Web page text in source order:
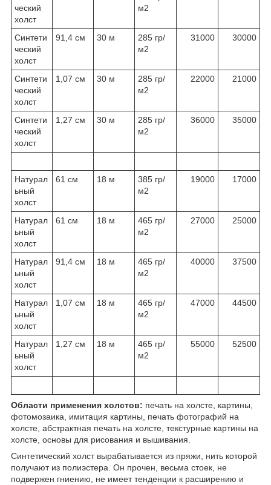
ческий
холст
м2
Синтети
ческий
холст
91,4 см 30 м
285 гр/
м2
31000 30000
Синтети
ческий
холст
1,07 см 30 м
285 гр/
м2
22000 21000
Синтети
ческий
холст
1,27 см 30 м
285 гр/
м2
36000 35000
Натурал
ьный
холст
61 см 18 м
385 гр/
м2
19000 17000
Натурал
ьный
холст
61 см 18 м
465 гр/
м2
27000 25000
Натурал
ьный
холст
91,4 см 18 м
465 гр/
м2
40000 37500
Натурал
ьный
холст
1,07 см 18 м
465 гр/
м2
47000 44500
Натурал
ьный
холст
1,27 см 18 м
465 гр/
м2
55000 52500
Области применения холстов: печать на холсте, картины,
фотомозаика, имитация картины, печать фотографий на
холсте, абстрактная печать на холсте, текстурные картины на
холсте, основы для рисования и вышивания.
Синтетический холст вырабатывается из пряжи, нить которой
получают из полиэстера. Он прочен, весьма стоек, не
подвержен гниению, не имеет тенденции к расширению и